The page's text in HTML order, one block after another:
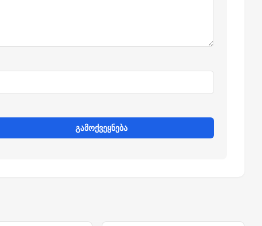
გამოქვეყნება